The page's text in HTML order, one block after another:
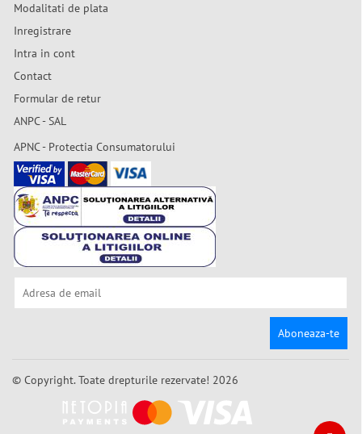
Modalitati de plata
Inregistrare
Intra in cont
Contact
Formular de retur
ANPC - SAL
APNC - Protectia Consumatorului
Aboneaza-te
© Copyright. Toate drepturile rezervate! 2026